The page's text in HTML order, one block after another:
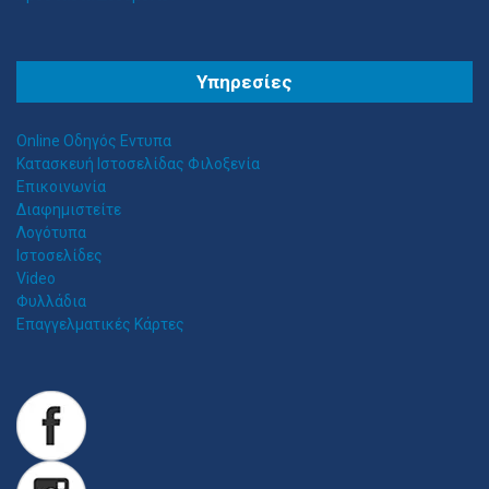
Υπηρεσίες
Online Οδηγός Εντυπα
Κατασκευή Ιστοσελίδας Φιλοξενία
Επικοινωνία
Διαφημιστείτε
Λογότυπα
Ιστοσελίδες
Video
Φυλλάδια
Επαγγελματικές Κάρτες